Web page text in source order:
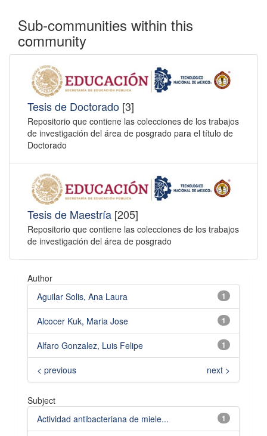
Sub-communities within this
community
Tesis de Doctorado [3]
Repositorio que contiene las colecciones de los trabajos
de investigación del área de posgrado para el título de
Doctorado
Tesis de Maestría [205]
Repositorio que contiene las colecciones de los trabajos
de investigación del área de posgrado
Author
1
Aguilar Solis, Ana Laura
1
Alcocer Kuk, Maria Jose
1
Alfaro Gonzalez, Luis Felipe
< previous next >
Subject
1
Actividad antibacteriana de miele...